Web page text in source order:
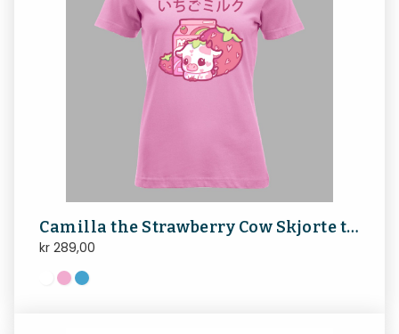
Camilla the Strawberry Cow Skjorte til Damer
kr 289,00